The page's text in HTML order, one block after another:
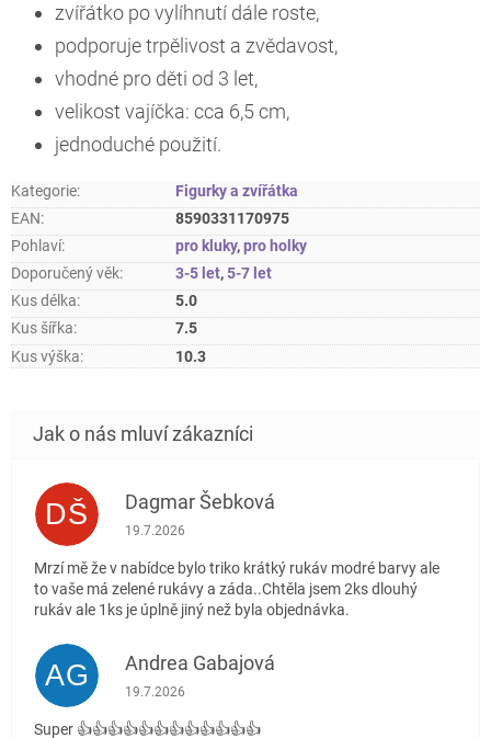
zvířátko po vylíhnutí dále roste,
podporuje trpělivost a zvědavost,
vhodné pro děti od 3 let,
velikost vajíčka: cca 6,5 cm,
jednoduché použití.
Kategorie:
Figurky a zvířátka
EAN:
8590331170975
Pohlaví: pro kluky,pro holky
Doporučený věk: 3-5 let,5-7 let
Kus délka:
5.0
Kus šířka:
7.5
Kus výška: 10.3
DŠ Dagmar Šebková
Hodnocení obchodu je 4 z 5 hvězdiček.
19.7.2026
Mrzí mě že v nabídce bylo triko krátký rukáv modré barvy ale
to vaše má zelené rukávy a záda..Chtěla jsem 2ks dlouhý
rukáv ale 1ks je úplně jiný než byla objednávka.
AG Andrea Gabajová
Hodnocení obchodu je 5 z 5 hvězdiček.
19.7.2026
Super 👍👍👍👍👍👍👍👍👍👍👍👍